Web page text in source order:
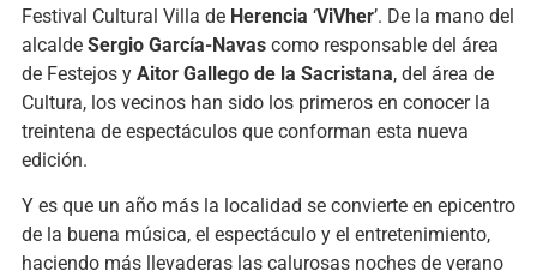
Festival Cultural Villa de Herencia ‘ViVher’. De la mano del
alcalde Sergio García-Navascomo responsable del área
de Festejos y Aitor Gallego de la Sacristana, del área de
Cultura, los vecinos han sido los primeros en conocer la
treintena de espectáculos que conforman esta nueva
edición.
Y es que un año más la localidad se convierte en epicentro
de la buena música, el espectáculo y el entretenimiento,
haciendo más llevaderas las calurosas noches de verano